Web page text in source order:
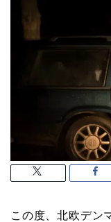
この度、北欧デン